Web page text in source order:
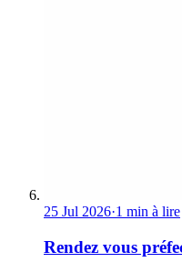
25 Jul 2026·1 min à lire
Rendez vous